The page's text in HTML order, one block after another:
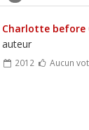
Charlotte before
auteur
2012 Aucun